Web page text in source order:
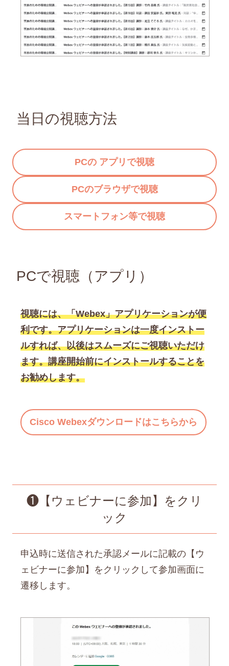
当日の視聴方法
PCの アプリで視聴
PCのブラウザで視聴
スマートフォン等で視聴
PCで視聴（アプリ）
視聴には、「Webex」アプリケーションが便
利です。アプリケーションは一度インストー
ルすれば、以後はスムーズにご視聴いただけ
ます。講座開始前にインストールすることを
お勧めします。
Cisco Webexダウンロードはこちらから
❶【ウェビナーに参加】をクリ
ック
申込時に送信された承認メールに記載の【ウ
ェビナーに参加】をクリックして参加画面に
遷移します。